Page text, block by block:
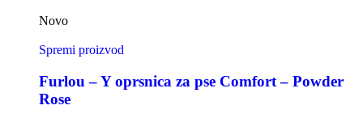
Novo
Spremi proizvod
Furlou – Y oprsnica za pse Comfort – Powder
Rose